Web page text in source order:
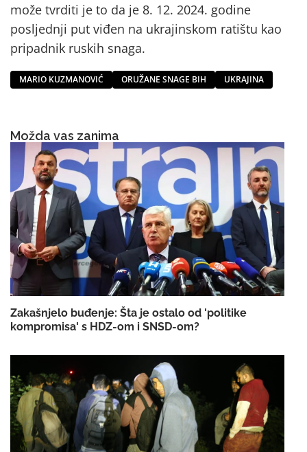
može tvrditi je to da je 8. 12. 2024. godine
posljednji put viđen na ukrajinskom ratištu kao
pripadnik ruskih snaga.
MARIO KUZMANOVIĆ ORUŽANE SNAGE BIH UKRAJINA
Možda vas zanima
Zakašnjelo buđenje: Šta je ostalo od 'politike
kompromisa' s HDZ-om i SNSD-om?